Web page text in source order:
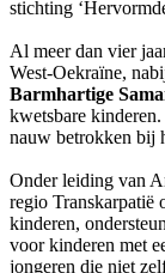
stichting
Al meer dan vier
West-Oekraïne,
Barmhartige
kwetsbare
nauw betrokken bij
Onder leiding van
regio Transkarpatië
kinderen,
voor kinderen met
jongeren die niet